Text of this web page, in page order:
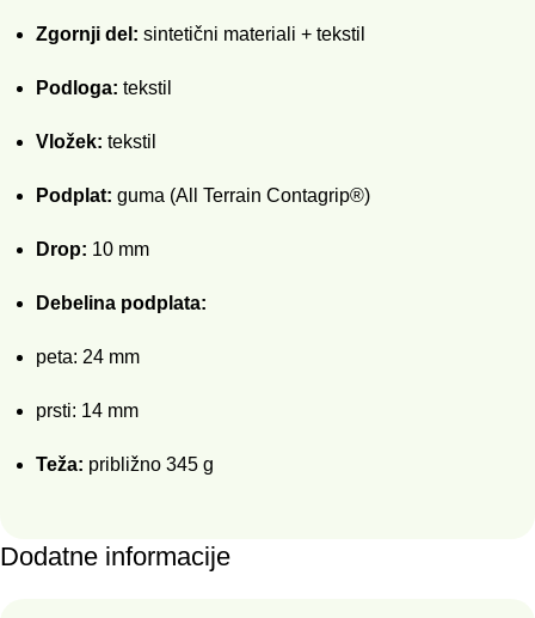
Zgornji del: sintetični materiali + tekstil
Podloga: tekstil
Vložek: tekstil
Podplat: guma (All Terrain Contagrip®)
Drop: 10 mm
Debelina podplata:
peta: 24 mm
prsti: 14 mm
Teža: približno 345 g
Dodatne informacije